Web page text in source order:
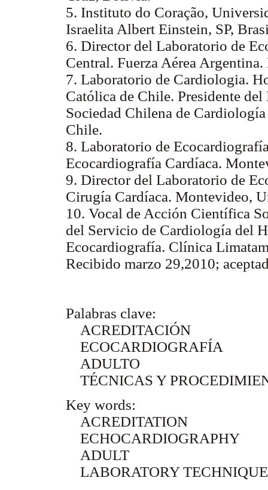
5. Instituto do Coração,
Israelita Albert Einstein, SP,
6. Director del Laboratorio de
Central. Fuerza Aérea
7. Laboratorio de Cardiologia.
Católica de Chile. Presidente
Sociedad Chilena de
Chile.
8. Laboratorio de
Ecocardiografía Cardíaca.
9. Director del Laboratorio de
Cirugía Cardíaca. Montevideo,
10. Vocal de Acción Científica
del Servicio de Cardiología del
Ecocardiografía. Clínica
Recibido marzo 29,2010;
Palabras clave:
ACREDITACIÓN
ECOCARDIOGRAFÍA
ADULTO
TÉCNICAS Y
Key words:
ACREDITATION
ECHOCARDIOGRAPHY
ADULT
LABORATORY